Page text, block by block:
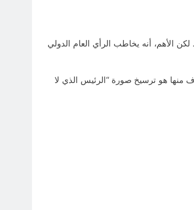
الأهم، أنه يخاطب الرأي العام الدولي
منها هو ترسيخ صورة “الرئيس الذي لا